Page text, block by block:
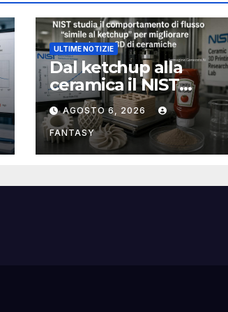
ULTIME NOTIZIE
Dal ketchup alla
ceramica il NIST
studia la reologia
per rendere più
affidabile la stampa
3D
AGOSTO 6, 2026
FANTASY